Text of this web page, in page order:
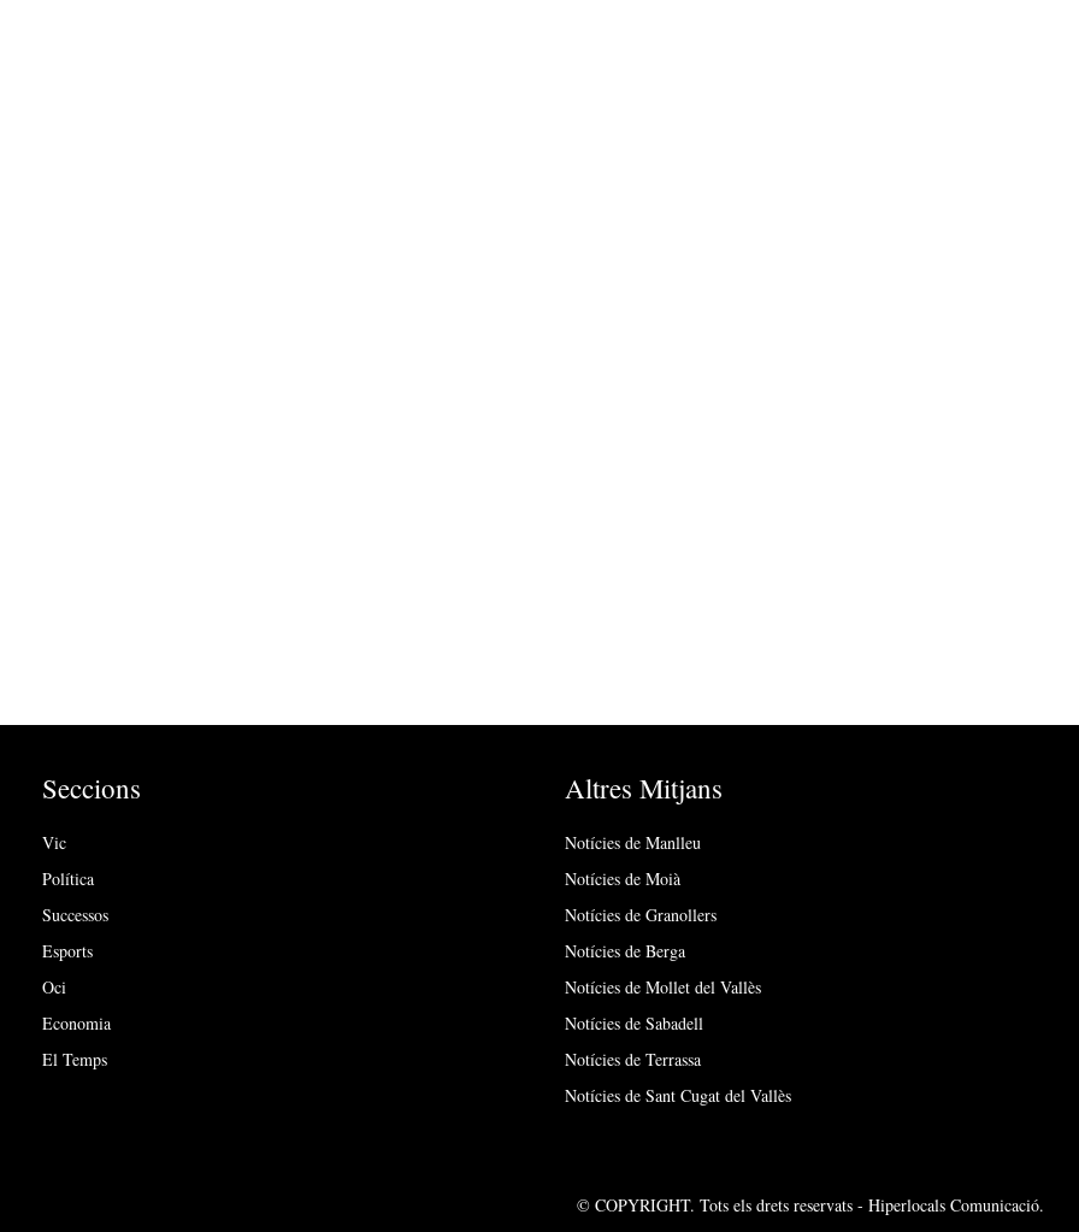
Seccions
Vic
Política
Successos
Esports
Oci
Economia
El Temps
Altres Mitjans
Notícies de Manlleu
Notícies de Moià
Notícies de Granollers
Notícies de Berga
Notícies de Mollet del Vallès
Notícies de Sabadell
Notícies de Terrassa
Notícies de Sant Cugat del Vallès
© COPYRIGHT. Tots els drets reservats - Hiperlocals Comunicació.